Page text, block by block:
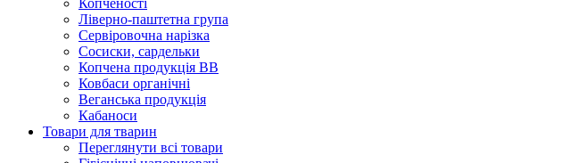
Копченості
Ліверно-паштетна група
Сервіровочна нарізка
Сосиски, сардельки
Копчена продукція ВВ
Ковбаси органічні
Веганська продукція
Кабаноси
Товари для тварин
Переглянути всі товари